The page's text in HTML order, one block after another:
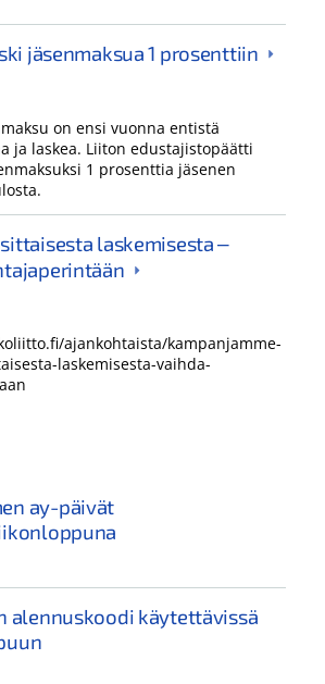
jäsenmaksua 1 prosenttiin
on ensi vuonna entistä
ja laskea. Liiton edustajistopäätti
1 prosenttia jäsenen
laskemisesta ‒
ajankohtaista/kampanjamme-
laskemisesta-vaihda-
ay-päivät
alennuskoodi käytettävissä